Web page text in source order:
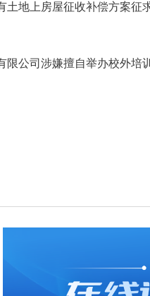
土地上房屋征收补偿方案征
公司涉嫌擅自举办校外培